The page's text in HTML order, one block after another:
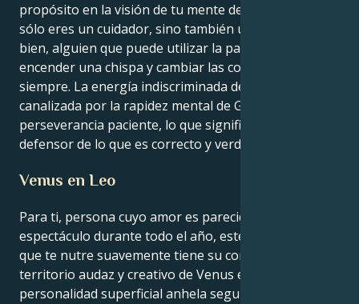
propósito en la visión de tu mente de Géminis. No
sólo eres un cuidador, sino también un agente del
bien, alguien que puede utilizar la palabra para
encender una chispa y cambiar las cosas para
siempre. La energía indiscriminada de Marte es
canalizada por la rapidez mental de Géminis hacia la
perseverancia paciente, lo que significa que serás un
defensor de lo que es correcto y verdadero.
Venus en Leo
Para ti, persona cuyo amor es parecido a un
espectáculo durante todo el año, este sol canceriano
que te nutre suavemente tiene su corazón en el
territorio audaz y creativo de Venus en Leo. Tu
personalidad superficial anhela seguridad emocional